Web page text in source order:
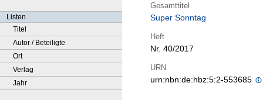
Listen
Titel
Autor / Beteiligte
Ort
Verlag
Jahr
Gesamttitel
Super Sonntag
Heft
Nr. 40/2017
URN
urn:nbn:de:hbz:5:2-553685